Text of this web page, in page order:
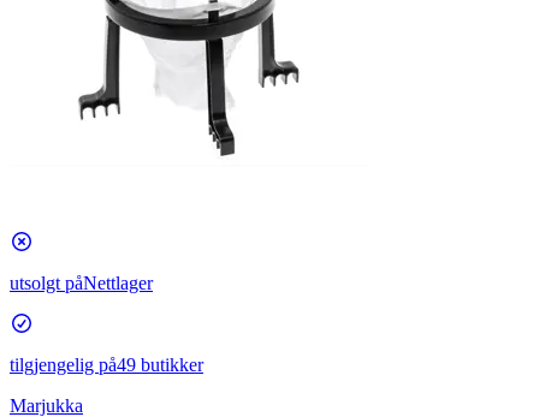
utsolgt påNettlager
tilgjengelig på49 butikker
Marjukka